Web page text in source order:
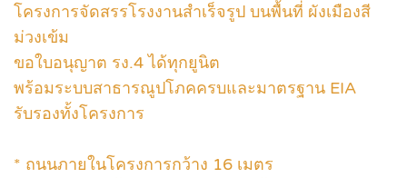
โครงการจัดสรรโรงงานสำเร็จรูป บนพื้นที่ ผังเมืองสี
ม่วงเข้ม
ขอใบอนุญาต รง.4 ได้ทุกยูนิต
พร้อมระบบสาธารณูปโภคครบและมาตรฐาน EIA
รับรองทั้งโครงการ
* ถนนภายในโครงการกว้าง 16 เมตร